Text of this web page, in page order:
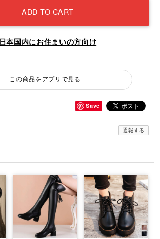
ADD TO CART
日本国内にお住まいの方向け
この商品をアプリで見る
Save
通報する